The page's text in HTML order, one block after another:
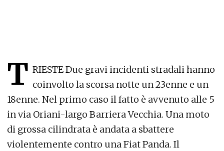
T RIESTE Due gravi incidenti stradali hanno
coinvolto la scorsa notte un 23enne e un
18enne. Nel primo caso il fatto è avvenuto alle 5
in via Oriani-largo Barriera Vecchia. Una moto
di grossa cilindrata è andata a sbattere
violentemente contro una Fiat Panda. Il